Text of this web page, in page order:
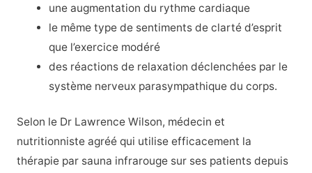
une augmentation du rythme cardiaque
le même type de sentiments de clarté d’esprit
que l’exercice modéré
des réactions de relaxation déclenchées par le
système nerveux parasympathique du corps.
Selon le Dr Lawrence Wilson, médecin et
nutritionniste agréé qui utilise efficacement la
thérapie par sauna infrarouge sur ses patients depuis